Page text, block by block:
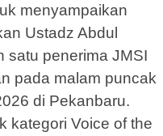
menyampaikan
Ustadz Abdul
satu penerima JMSI
pada malam puncak
di Pekanbaru.
kategori Voice of the